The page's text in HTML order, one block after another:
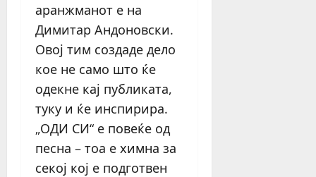
аранжманот е на
Димитар Андоновски.
Овој тим создаде дело
кое не само што ќе
одекне кај публиката,
туку и ќе инспирира.
„ОДИ СИ“ е повеќе од
песна – тоа е химна за
секој кој е подготвен